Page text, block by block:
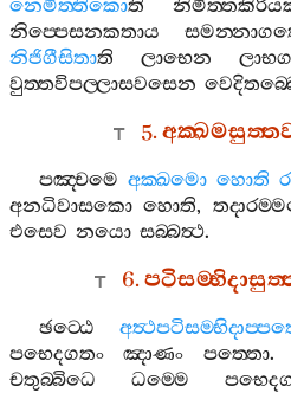
නෙමිත‍්තිකොති
නිප‍්පෙසනකතාය
නිජිගීසිතාති ලාභෙන
වුත‍්තවිපල‍්ලාසවසෙන
5.
පඤ‍්චමෙ අක‍්ඛමො හොති
අනධිවාසකො හොති,
එසෙව නයො සබ‍්බත්‍ථ.
6.
ඡට‍්ඨෙ
පභෙදගතං
ඤාණං පත‍්තො
චතුබ‍්බිධෙ
ධම‍්මෙ